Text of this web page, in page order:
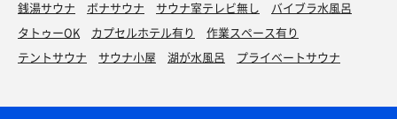
銭湯サウナ ボナサウナ サウナ室テレビ無し
バイブラ水風呂
タトゥーOK
カプセルホテル有り
作業スペース有り
テントサウナ
サウナ小屋 湖が水風呂 プライベートサウナ